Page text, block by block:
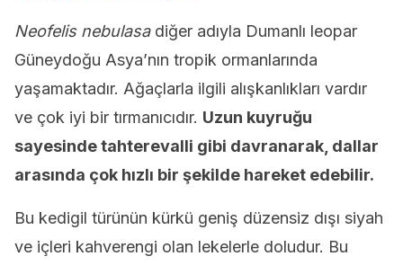
Neofelis nebulasadiğer adıyla Dumanlı leopar
Güneydoğu Asya’nın tropik ormanlarında
yaşamaktadır. Ağaçlarla ilgili alışkanlıkları vardır
ve çok iyi bir tırmanıcıdır. Uzun kuyruğu
sayesinde tahterevalli gibi davranarak, dallar
arasında çok hızlı bir şekilde hareket edebilir.
Bu kedigil türünün kürkü geniş düzensiz dışı siyah
ve içleri kahverengi olan lekelerle doludur. Bu